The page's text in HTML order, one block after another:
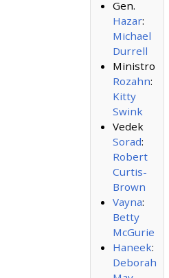
Gen.
Hazar:
Michael
Durrell
Ministro
Rozahn:
Kitty
Swink
Vedek
Sorad:
Robert
Curtis-
Brown
Vayna:
Betty
McGurie
Haneek:
Deborah